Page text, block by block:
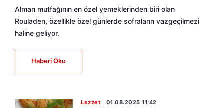
Alman mutfağının en özel yemeklerinden biri olan
Rouladen, özellikle özel günlerde sofraların vazgeçilmezi
haline geliyor.
Haberi Oku
Lezzet 01.08.2025 11:42